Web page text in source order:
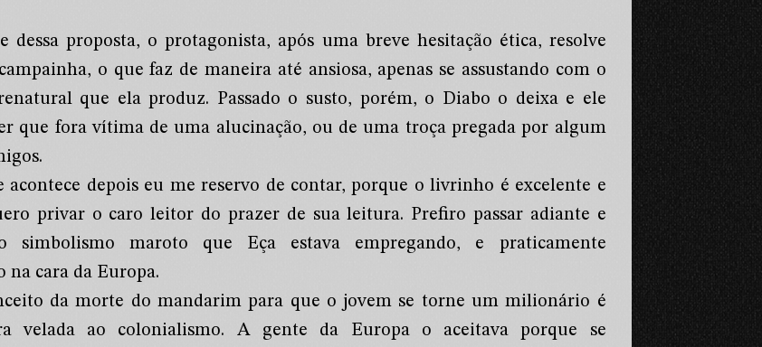
dessa proposta, o protagonista, após uma breve hesitação ética, resolve
o que faz de maneira até ansiosa, apenas se assustando com o
que ela produz. Passado o susto, porém, o Diabo o deixa e ele
que fora vítima de uma alucinação, ou de uma troça pregada por algum
acontece depois eu me reservo de contar, porque o livrinho é excelente e
privar o caro leitor do prazer de sua leitura. Prefiro passar adiante e
simbolismo maroto que Eça estava empregando, e praticamente
na cara da Europa.
da morte do mandarim para que o jovem se torne um milionário é
velada ao colonialismo. A gente da Europa o aceitava porque se